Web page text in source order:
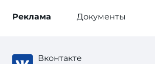
Реклама Документы
Вконтакте